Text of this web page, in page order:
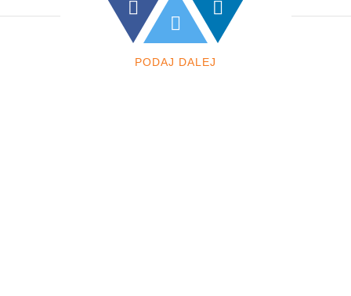
PODAJ DALEJ